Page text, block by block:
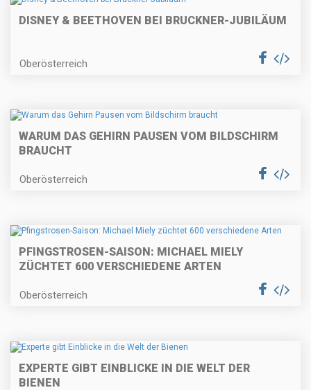
DISNEY & BEETHOVEN BEI BRUCKNER-JUBILÄUM
Oberösterreich
WARUM DAS GEHIRN PAUSEN VOM BILDSCHIRM
BRAUCHT
Oberösterreich
PFINGSTROSEN-SAISON: MICHAEL MIELY
ZÜCHTET 600 VERSCHIEDENE ARTEN
Oberösterreich
EXPERTE GIBT EINBLICKE IN DIE WELT DER
BIENEN